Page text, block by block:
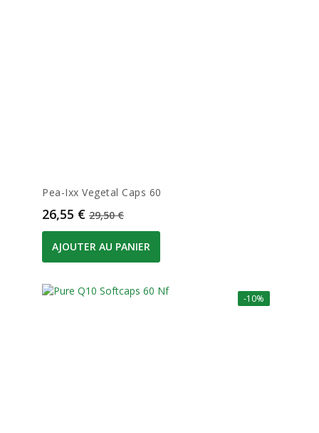
Pea-Ixx Vegetal Caps 60
Prix
26,55 € Prix de base
29,50 €
AJOUTER AU PANIER
-10%